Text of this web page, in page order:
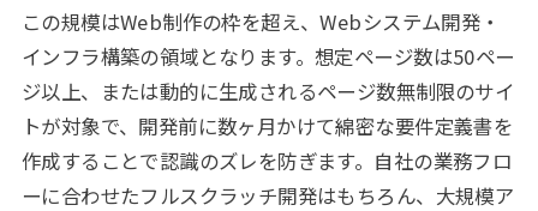
この規模はWeb制作の枠を超え、Webシステム開発・
インフラ構築の領域となります。想定ページ数は50ペー
ジ以上、または動的に生成されるページ数無制限のサイ
トが対象で、開発前に数ヶ月かけて綿密な要件定義書を
作成することで認識のズレを防ぎます。自社の業務フロ
ーに合わせたフルスクラッチ開発はもちろん、大規模ア